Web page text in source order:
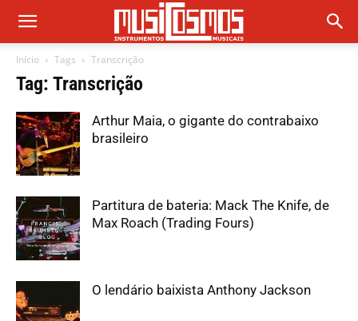
Início Tags Transcrição
Tag: Transcrição
Arthur Maia, o gigante do contrabaixo
brasileiro
Partitura de bateria: Mack The Knife, de
Max Roach (Trading Fours)
O lendário baixista Anthony Jackson